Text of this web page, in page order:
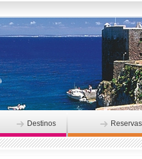
Destinos Reservas